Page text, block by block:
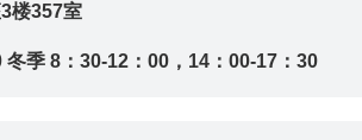
楼357室
季 8：30-12：00，14：00-17：30